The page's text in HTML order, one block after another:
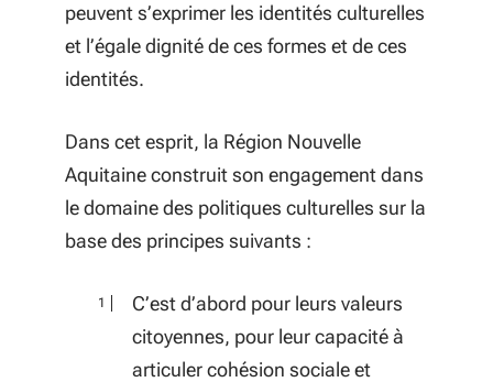
peuvent s’exprimer les identités culturelles
et l’égale dignité de ces formes et de ces
identités.
Dans cet esprit, la Région Nouvelle
Aquitaine construit son engagement dans
le domaine des politiques culturelles sur la
base des principes suivants :
C’est d’abord pour leurs valeurs
citoyennes, pour leur capacité à
articuler cohésion sociale et